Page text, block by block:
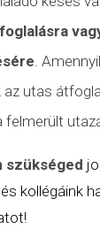
.
utas
felmerült
szükséged
és kollégáink